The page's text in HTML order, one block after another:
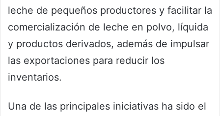
leche de pequeños productores y facilitar la
comercialización de leche en polvo, líquida
y productos derivados, además de impulsar
las exportaciones para reducir los
inventarios.
Una de las principales iniciativas ha sido el